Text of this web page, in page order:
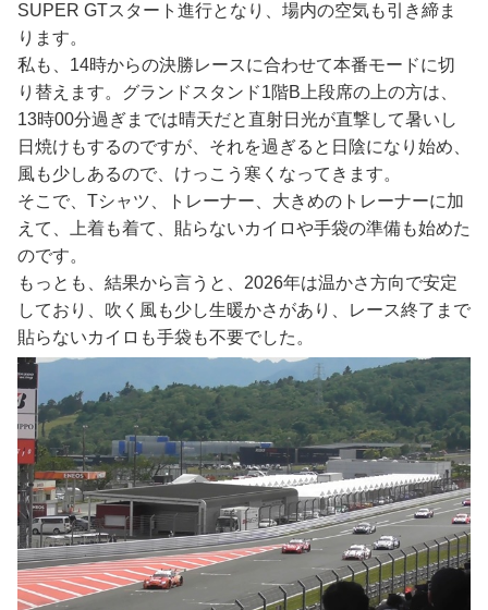
SUPER GTスタート進行となり、場内の空気も引き締ま
ります。
私も、14時からの決勝レースに合わせて本番モードに切
り替えます。グランドスタンド1階B上段席の上の方は、
13時00分過ぎまでは晴天だと直射日光が直撃して暑いし
日焼けもするのですが、それを過ぎると日陰になり始め、
風も少しあるので、けっこう寒くなってきます。
そこで、Tシャツ、トレーナー、大きめのトレーナーに加
えて、上着も着て、貼らないカイロや手袋の準備も始めた
のです。
もっとも、結果から言うと、2026年は温かさ方向で安定
しており、吹く風も少し生暖かさがあり、レース終了まで
貼らないカイロも手袋も不要でした。